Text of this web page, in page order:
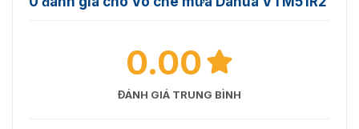
0.00
ĐÁNH GIÁ TRUNG BÌNH